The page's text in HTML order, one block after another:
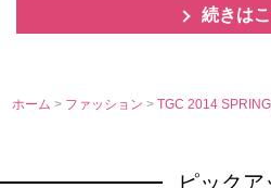
続きは
ホーム > ファッション>TGC 2014
ピックア